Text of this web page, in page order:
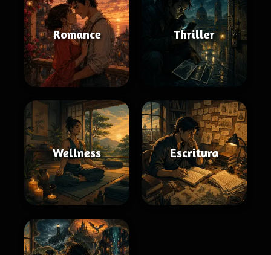
Romance Thriller
Wellness Escritura